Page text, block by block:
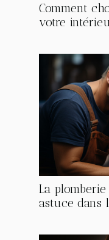
Comment
votre
La
astuce dans